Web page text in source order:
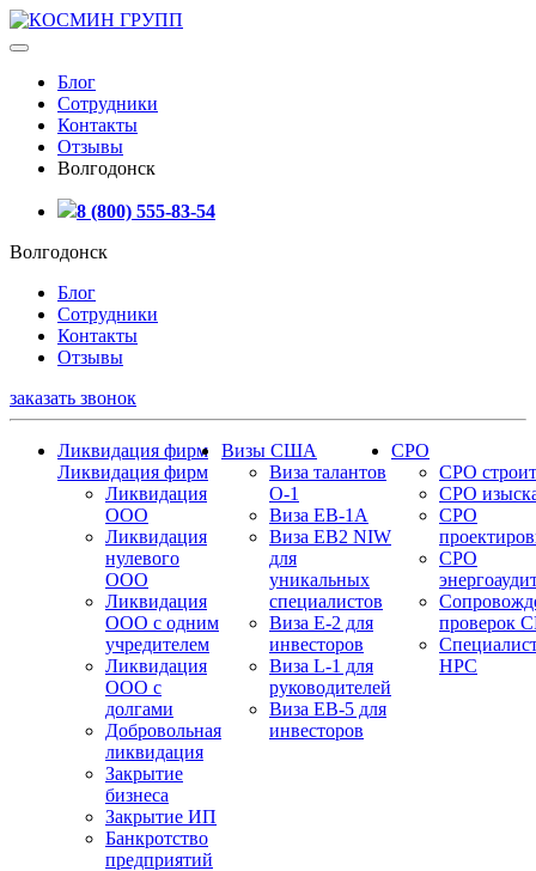
Блог
Сотрудники
Контакты
Отзывы
Волгодонск
8 (800) 555-83-54
Волгодонск
Блог
Сотрудники
Контакты
Отзывы
заказать звонок
Ликвидация фирм
Ликвидация фирм
Ликвидация
ООО
Ликвидация
нулевого
ООО
Ликвидация
ООО с одним
учредителем
Ликвидация
ООО с
долгами
Добровольная
ликвидация
Закрытие
бизнеса
Закрытие ИП
Банкротство
предприятий
Визы США
Виза талантов
О-1
Виза EB-1A
Виза EB2 NIW
для
уникальных
специалистов
Виза E-2 для
инвесторов
Виза L-1 для
руководителей
Виза EB-5 для
инвесторов
СРО
СРО
СРО
СРО
СРО
проверок
НРС